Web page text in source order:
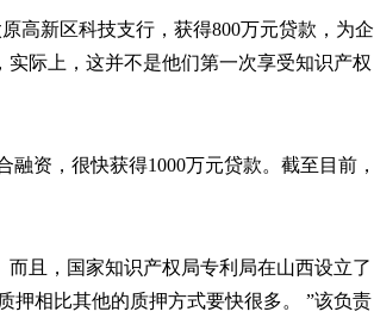
高新区科技支行，获得800万元贷款，为企
际上，这并不是他们第一次享受知识产权
融资，很快获得1000万元贷款。截至目前，
且，国家知识产权局专利局在山西设立了
相比其他的质押方式要快很多。
”该负责